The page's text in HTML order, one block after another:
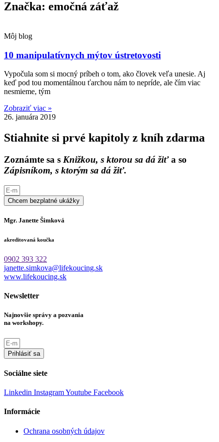
Značka: emočná záťaž
Môj blog
10 manipulatívnych mýtov ústretovosti
Vypočula som si mocný príbeh o tom, ako človek veľa unesie. Aj
keď pod tou momentálnou ťarchou nám to nepríde, ale čím viac
nesmieme, tým
Zobraziť viac »
26. januára 2019
Stiahnite si prvé kapitoly z kníh zdarma
Zoznámte sa s Knižkou, s ktorou sa dá žiťa so
Zápisníkom, s ktorým sa dá žiť.
Chcem bezplatné ukážky
Mgr. Janette Šimková
akreditovaná koučka
0902 393 322
janette.simkova@lifekoucing.sk
www.lifekoucing.sk
Newsletter
Najnovšie správy a pozvania
na workshopy.
Prihlásiť sa
Sociálne siete
Linkedin InstagramYoutube Facebook
Informácie
Ochrana osobných údajov